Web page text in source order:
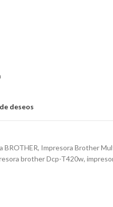
deseos
BROTHER, Impresora Brother
brother Dcp-T420w,